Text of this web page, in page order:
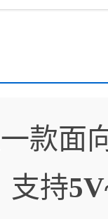
款面
支持